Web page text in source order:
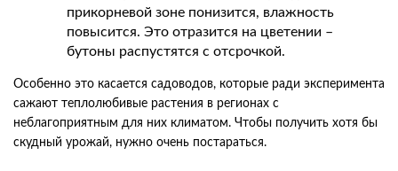
прикорневой зоне понизится, влажность
повысится. Это отразится на цветении –
бутоны распустятся с отсрочкой.
Особенно это касается садоводов, которые ради эксперимента
сажают теплолюбивые растения в регионах с
неблагоприятным для них климатом. Чтобы получить хотя бы
скудный урожай, нужно очень постараться.